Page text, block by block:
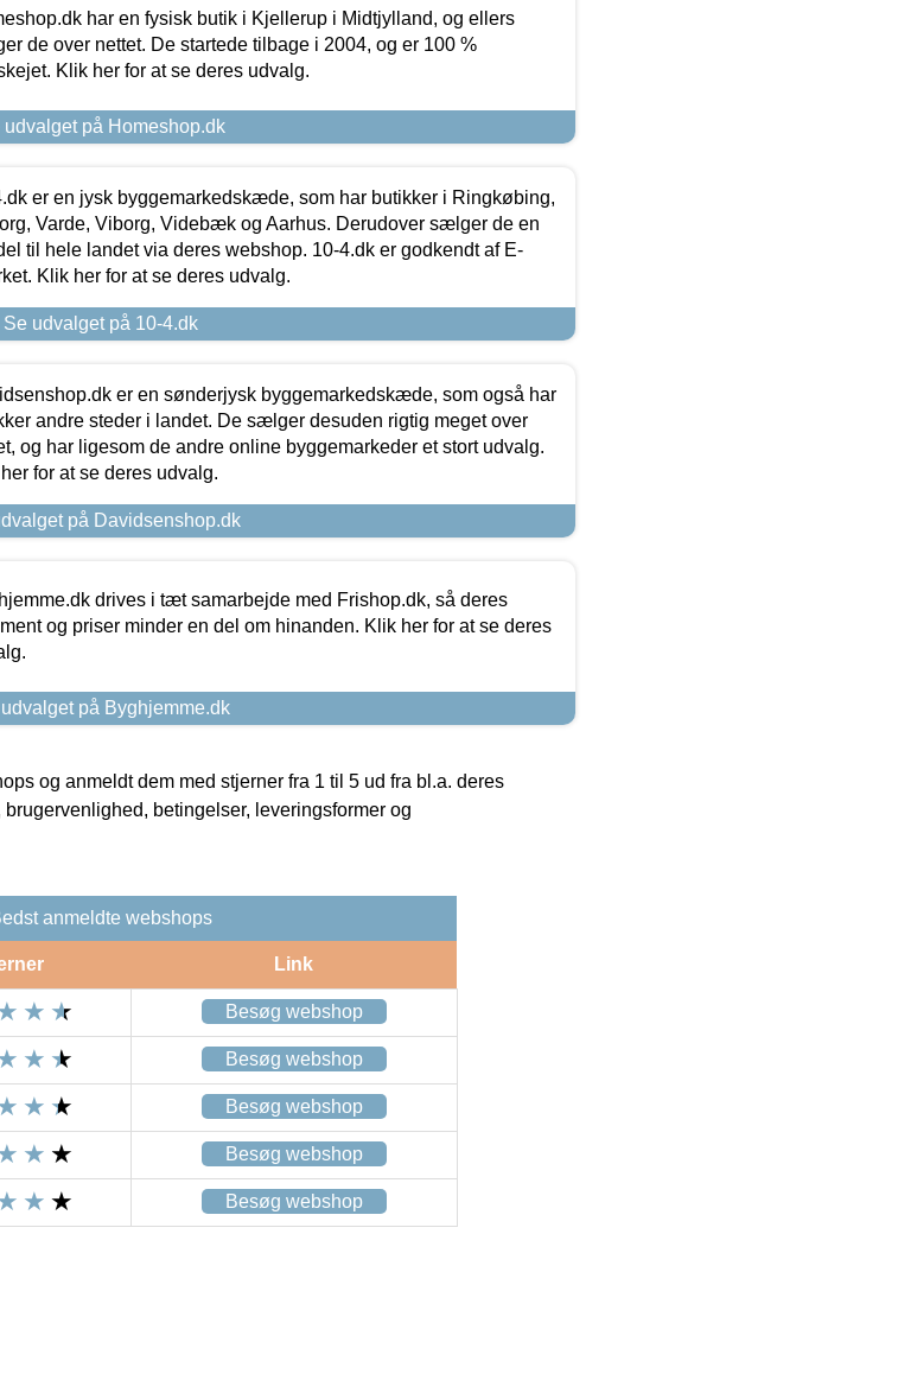
har en fysisk butik i Kjellerup i Midtjylland, og ellers
de over nettet. De startede tilbage i 2004, og er 100 %
Klik her for at se deres udvalg.
udvalget på Homeshop.dk
er en jysk byggemarkedskæde, som har butikker i Ringkøbing,
Varde, Viborg, Videbæk og Aarhus. Derudover sælger de en
til hele landet via deres webshop. 10-4.dk er godkendt af E-
Klik her for at se deres udvalg.
Se udvalget på 10-4.dk
er en sønderjysk byggemarkedskæde, som også har
andre steder i landet. De sælger desuden rigtig meget over
og har ligesom de andre online byggemarkeder et stort udvalg.
for at se deres udvalg.
på Davidsenshop.dk
drives i tæt samarbejde med Frishop.dk, så deres
og priser minder en del om hinanden. Klik her for at se deres
på Byghjemme.dk
og anmeldt dem med stjerner fra 1 til 5 ud fra bl.a. deres
betingelser, leveringsformer og
anmeldte webshops
Link
Besøg webshop
Besøg webshop
Besøg webshop
Besøg webshop
Besøg webshop